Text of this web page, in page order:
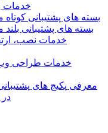
خدمات
بسته های پشتیبانی
بسته های پشتیبانی
خدمات نصب،
خدمات طراحی
معرفی پکیج های
در